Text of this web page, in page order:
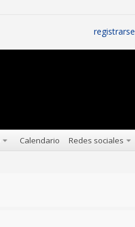
registrarse
Calendario Redes sociales